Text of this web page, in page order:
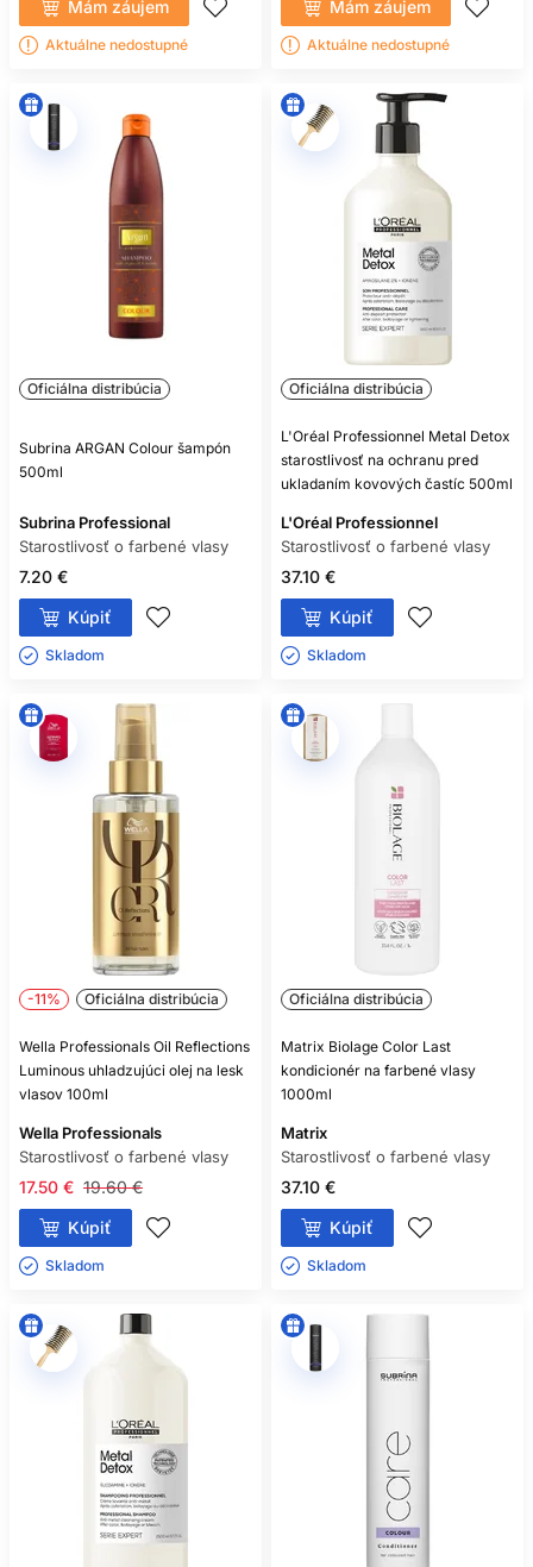
POTREBUJEM KONDICIONÉR AJ
MASKU?
pridajte podľa suchosti a poškodenia.
MÔŽEM POUŽÍVAŤ OLEJ PRED
Iba ak konkrétny produkt deklaruje tepelnú ochranu a návod
PREČO FARBA RÝCHLO BLEDNE?
Ovplyvňuje ju typ farby, porozita, frekvencia umývania,
Mám záujem
Aktuálne nedostupné
Mám záujem
Aktuálne nedostupné
Oficiálna distribúcia
Subrina ARGAN Colour šampón
500ml
Subrina Professional
Starostlivosť o farbené vlasy
7.20 €
Kúpiť
Skladom ㅤ
Oficiálna distribúcia
L'Oréal Professionnel Metal Detox
starostlivosť na ochranu pred
ukladaním kovových častíc 500ml
L'Oréal Professionnel
Starostlivosť o farbené vlasy
37.10 €
Kúpiť
Skladom ㅤ
-11% Oficiálna distribúcia
Wella Professionals Oil Reflections
Luminous uhladzujúci olej na lesk
vlasov 100ml
Wella Professionals
Starostlivosť o farbené vlasy
19.60 €
17.50 €
Kúpiť
Skladom ㅤ
Oficiálna distribúcia
Matrix Biolage Color Last
kondicionér na farbené vlasy
1000ml
Matrix
Starostlivosť o farbené vlasy
37.10 €
Kúpiť
Skladom ㅤ